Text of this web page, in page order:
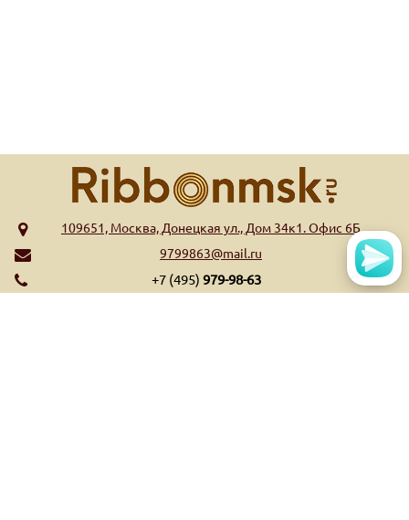
109651, Москва, Донецкая ул., Дом 34к1. Офис 6Б
9799863@mail.ru
+7 (495) 979-98-63